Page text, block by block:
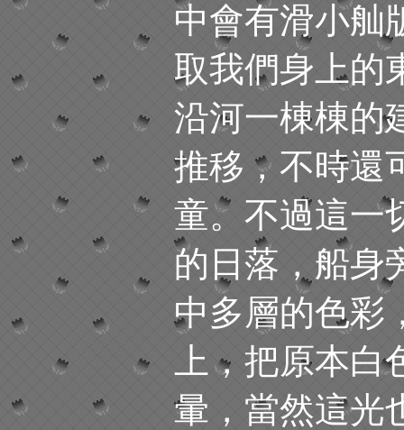
中會有滑小舢
取我們身上的
沿河一棟棟的
推移，不時還
童。不過這一
的日落，船身
中多層的色彩
上，把原本
暈，當然這光